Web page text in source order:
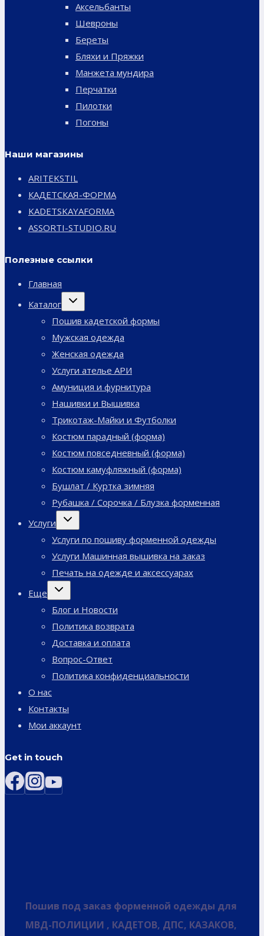
Аксельбанты
Шевроны
Береты
Бляхи и Пряжки
Манжета мундира
Перчатки
Пилотки
Погоны
Наши магазины
ARITEKSTIL
КАДЕТСКАЯ-ФОРМА
KADETSKAYAFORMA
ASSORTI-STUDIO.RU
Полезные ссылки
Главная
Каталог
Переключить
Пошив кадетской формы
Мужская одежда
Женская одежда
Услуги ателье АРИ
Амуниция и фурнитура
Нашивки и Вышивка
Трикотаж-Майки и Футболки
Костюм парадный (форма)
Костюм повседневный (форма)
Костюм камуфляжный (форма)
Бушлат / Куртка зимняя
Рубашка / Сорочка / Блузка форменная
Услуги
Переключить
Услуги по пошиву форменной одежды
Услуги Машинная вышивка на заказ
Печать на одежде и аксессуарах
Еще
Переключить
Блог и Новости
Политика возврата
Доставка и оплата
Вопрос-Ответ
Политика конфиденциальности
О нас
Контакты
Мои аккаунт
Get in touch
Пошив под заказ форменной одежды для
МВД-ПОЛИЦИИ , КАДЕТОВ, ДПС, КАЗАКОВ,